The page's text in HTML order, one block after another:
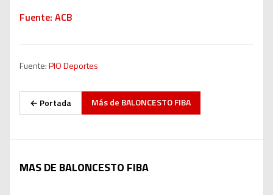
Fuente: ACB
Fuente:PIO Deportes
← Portada Más de BALONCESTO FIBA
MAS DE BALONCESTO FIBA